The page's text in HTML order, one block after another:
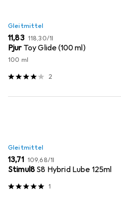
Gleitmittel
EUR
11,83 EUR
118,30/1l
Pjur Toy Glide (100 ml)
100 ml
2
Gleitmittel
EUR
13,71 EUR
109,68/1l
Stimul8 S8 Hybrid Lube 125ml
1